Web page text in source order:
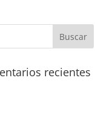
recientes